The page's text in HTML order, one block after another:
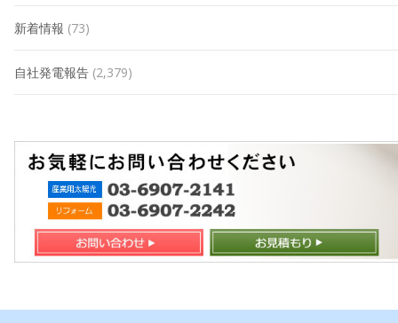
新着情報 (73)
自社発電報告 (2,379)